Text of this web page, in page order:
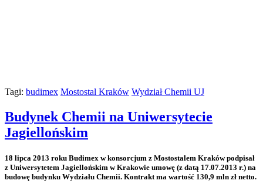
Tagi: budimex Mostostal Kraków Wydział Chemii UJ
Budynek Chemii na Uniwersytecie
Jagiellońskim
18 lipca 2013 roku Budimex w konsorcjum z Mostostalem Kraków podpisał
z Uniwersytetem Jagiellońskim w Krakowie umowę (z datą 17.07.2013 r.) na
budowę budynku Wydziału Chemii. Kontrakt ma wartość 130,9 mln zł netto.